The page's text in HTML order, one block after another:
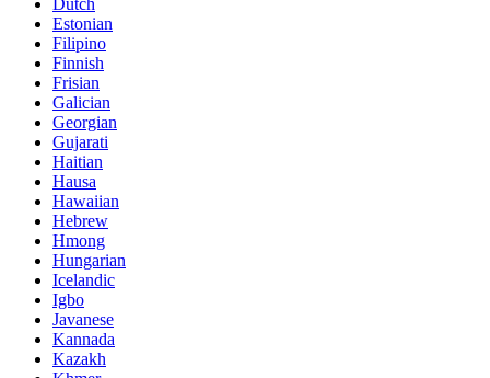
Dutch
Estonian
Filipino
Finnish
Frisian
Galician
Georgian
Gujarati
Haitian
Hausa
Hawaiian
Hebrew
Hmong
Hungarian
Icelandic
Igbo
Javanese
Kannada
Kazakh